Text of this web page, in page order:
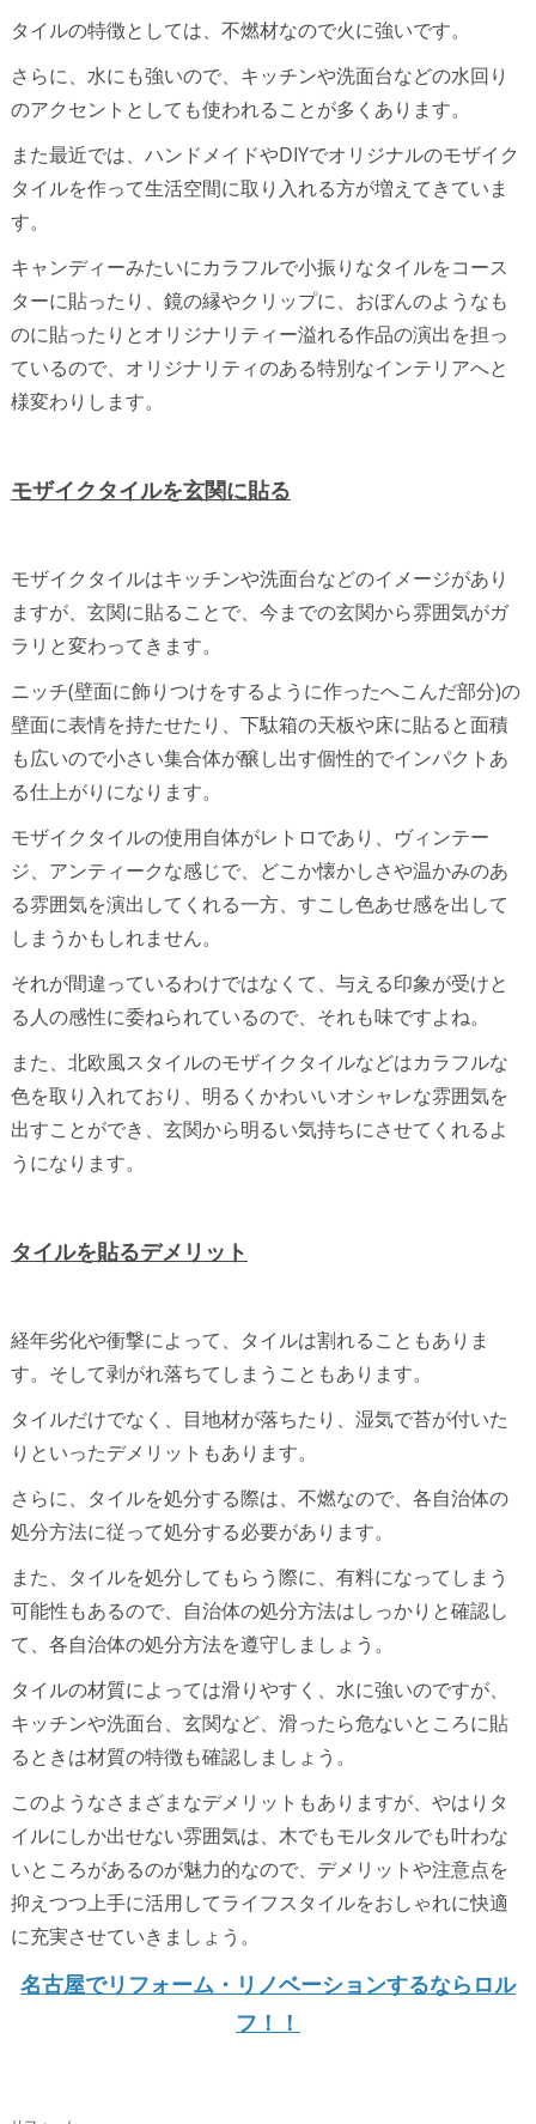
タイルの特徴としては、不燃材なので火に強いです。
さらに、水にも強いので、キッチンや洗面台などの水回り
のアクセントとしても使われることが多くあります。
また最近では、ハンドメイドやDIYでオリジナルのモザイク
タイルを作って生活空間に取り入れる方が増えてきていま
す。
キャンディーみたいにカラフルで小振りなタイルをコース
ターに貼ったり、鏡の縁やクリップに、おぼんのようなも
のに貼ったりとオリジナリティー溢れる作品の演出を担っ
ているので、オリジナリティのある特別なインテリアへと
様変わりします。
モザイクタイルを玄関に貼る
モザイクタイルはキッチンや洗面台などのイメージがあり
ますが、玄関に貼ることで、今までの玄関から雰囲気がガ
ラリと変わってきます。
ニッチ(壁面に飾りつけをするように作ったへこんだ部分)の
壁面に表情を持たせたり、下駄箱の天板や床に貼ると面積
も広いので小さい集合体が醸し出す個性的でインパクトあ
る仕上がりになります。
モザイクタイルの使用自体がレトロであり、ヴィンテー
ジ、アンティークな感じで、どこか懐かしさや温かみのあ
る雰囲気を演出してくれる一方、すこし色あせ感を出して
しまうかもしれません。
それが間違っているわけではなくて、与える印象が受けと
る人の感性に委ねられているので、それも味ですよね。
また、北欧風スタイルのモザイクタイルなどはカラフルな
色を取り入れており、明るくかわいいオシャレな雰囲気を
出すことができ、玄関から明るい気持ちにさせてくれるよ
うになります。
タイルを貼るデメリット
経年劣化や衝撃によって、タイルは割れることもありま
す。そして剥がれ落ちてしまうこともあります。
タイルだけでなく、目地材が落ちたり、湿気で苔が付いた
りといったデメリットもあります。
さらに、タイルを処分する際は、不燃なので、各自治体の
処分方法に従って処分する必要があります。
また、タイルを処分してもらう際に、有料になってしまう
可能性もあるので、自治体の処分方法はしっかりと確認し
て、各自治体の処分方法を遵守しましょう。
タイルの材質によっては滑りやすく、水に強いのですが、
キッチンや洗面台、玄関など、滑ったら危ないところに貼
るときは材質の特徴も確認しましょう。
このようなさまざまなデメリットもありますが、やはりタ
イルにしか出せない雰囲気は、木でもモルタルでも叶わな
いところがあるのが魅力的なので、デメリットや注意点を
抑えつつ上手に活用してライフスタイルをおしゃれに快適
に充実させていきましょう。
名古屋でリフォーム・リノベーションするならロル
フ！！